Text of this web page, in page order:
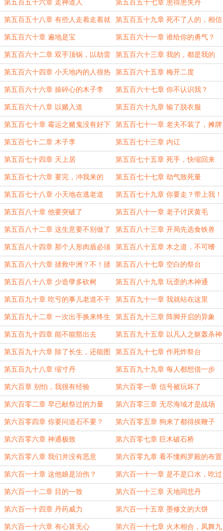
第五百五十六章 走神道人 第五百五十七章 患得患失丹
第五百五十八章 有些人走着走着就
没了
第五百五十九章 死不了人的，相信
我
第五百六十章 遍地是宝 第五百六十一章 谁给你的勇气？
第五百六十二章 双手顶锅，以劫雷
为对手
第五百六十三章 我的，都是我的
第五百六十四章 小天地内的人很热
情
第五百六十五章 梅开二度
第五百六十六章 操碎心的木子李 第五百六十七章 你不认识我？
第五百六十八章 以赌入道 第五百六十九章 输了脱衣服
第五百七十章 霉运之赌鬼没有好下
场
第五百七十一章 老夫不装了，摊牌
了
第五百七十二章 木子李 第五百七十三章 内讧
第五百七十四章 天上居 第五百七十五章 死手，快缩回来
第五百七十六章 要完，冲我来的 第五百七十七章 劫气致死量
第五百七十八章 小天地在逃老道 第五百七十九章 你要走？带上我！
第五百八十章 他要突破了 第五百八十一章 老子讨厌黄毛
第五百八十二章 这生意要不别做了 第五百八十三章 开局先选食铁兽
第五百八十四章 那个人形肉盾必须
死
第五百八十五章 木之道，不可嗜
杀！
第五百八十六章 拯救中洲？不！拯
救顾客
第五百八十七章 空白的祭台
第五百八十八章 少造孽多砍树 第五百八十九章 玩歪的木神通
第五百九十章 吃亏的事儿老道不干 第五百九十一章 我就站在这里
第五百九十二章 一次出手换来终生
内向
第五百九十三章 阵脚开启的异象
第五百九十四章 能不能豁出去 第五百九十五章 以凡人之躯轰杀神
台
第五百九十六章 除了长生，还能图
什么？
第五百九十七章 作死炸祭台
第五百九十八章 缩寸丹 第五百九十九章 每人都想借一步
第六百章 别怕，我很有经验 第六百零一章 信号被玩坏了
第六百零二章 早已献祭过的力量 第六百零三章 无尽海域才是战场
第六百零四章 你要问道石不要？ 第六百零五章 狗来了都得挨鞭子
第六百零六章 神通极致 第六百零七章 巨木破石桥
第六百零八章 我们并没有恶意 第六百零九章 看不懂阎罗殿的布置
第六百一十章 这他娘是治伤？ 第六百一十一章 是不是口水，吃过
才知道
第六百一十二章 目的一致 第六百一十三章 天地同悲丹
第六百一十四章 丹药威力 第六百一十五章 墨修文的大饼
第六百一十六章 有心算无心 第六百一十七章 火木相合，凤舞九